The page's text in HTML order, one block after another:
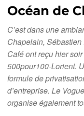
Océan de
C’est dans une
Chapelain, Sébastien
Café ont reçu hier
500pour100-Lorient.
formule de
d’entreprise. Le
organise également